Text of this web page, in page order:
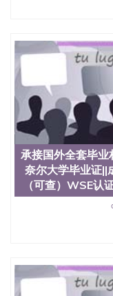
昆士兰大学学历
斯大学毕业证||
（可查）WSE认
照，文字图案浮
Rutgers University
承接国外全套毕
奈尔大学毕业证||
（可查）WSE认